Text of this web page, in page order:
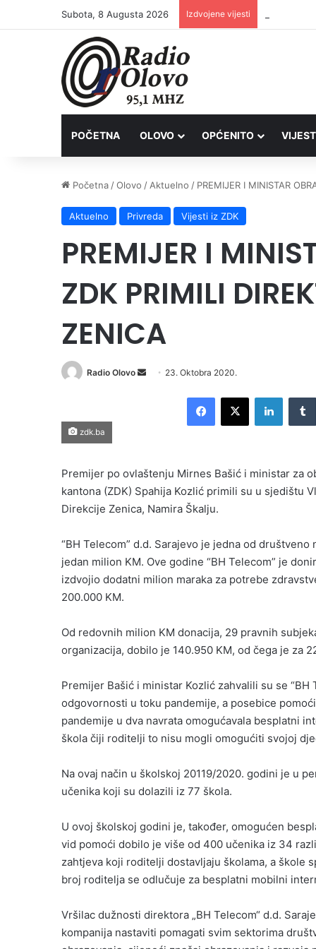
Subota, 8 Augusta 2026 Izdvojene vijesti
POČETNA OLOVO OPĆENITO
Početna /Olovo / Aktuelno / PREMIJER I MINISTAR
Aktuelno Privreda Vijesti iz ZDK
PREMIJER I
ZDK PRIMILI
ZENICA
Radio Olovo
Send 23. Oktobra 2020.
Facebook
X LinkedIn
zdk.ba
Premijer po ovlaštenju Mirnes Bašić i ministar za
kantona (ZDK) Spahija Kozlić primili su u sjedištu
Direkcije Zenica, Namira Škalju.
“BH Telecom” d.d. Sarajevo je jedna od
jedan milion KM. Ove godine “BH Telecom” je
izdvojio dodatni milion maraka za potrebe
200.000 KM.
Od redovnih milion KM donacija, 29 pravnih
organizacija, dobilo je 140.950 KM, od čega je za
Premijer Bašić i ministar Kozlić zahvalili su se
odgovornosti u toku pandemije, a posebice
pandemije u dva navrata omogućavala besplatni
škola čiji roditelji to nisu mogli omogućiti svojoj
Na ovaj način u školskoj 20119/2020. godini je u
učenika koji su dolazili iz 77 škola.
U ovoj školskoj godini je, također, omogućen
vid pomoći dobilo je više od 400 učenika iz 34
zahtjeva koji roditelji dostavljaju školama, a škole
broj roditelja se odlučuje za besplatni mobilni
Vršilac dužnosti direktora „BH Telecom“ d.d.
kompanija nastaviti pomagati svim sektorima